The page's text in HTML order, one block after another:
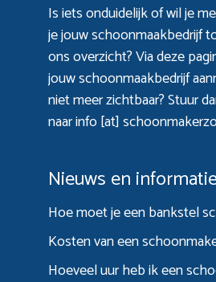
Is iets onduidelijk of wil je
je jouw schoonmaakbedrijf
ons overzicht? Viadeze
jouw schoonmaakbedrijf
niet meer zichtbaar? Stuur
naar info [at]
Nieuws en
Hoe moet je een bankstel
Kosten van een
Hoeveel uur heb ik een